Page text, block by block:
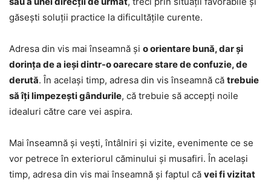
găsești soluții practice la dificultățile curente.
Adresa din vis mai înseamnă și o orientare bună, dar și
dorința de a ieși dintr-o oarecare stare de confuzie, de
derută. În același timp, adresa din vis înseamnă că trebuie
să îți limpezești gândurile, că trebuie să accepți noile
idealuri către care vei aspira.
Mai înseamnă și vești, întâlniri și vizite, evenimente ce se
vor petrece în exteriorul căminului și musafiri. În același
timp, adresa din vis mai înseamnă și faptul că vei fi vizitat